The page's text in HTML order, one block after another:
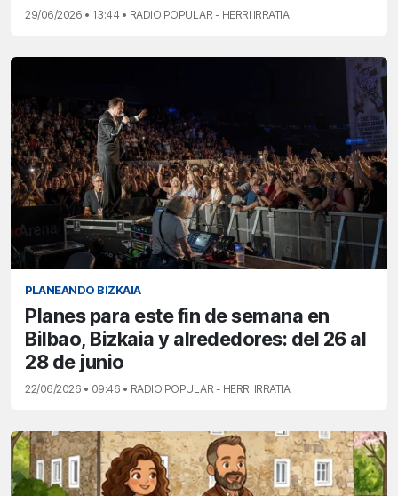
29/06/2026 • 13:44 • RADIO POPULAR - HERRI IRRATIA
PLANEANDO BIZKAIA
Planes para este fin de semana en
Bilbao, Bizkaia y alrededores: del 26 al
28 de junio
22/06/2026 • 09:46 • RADIO POPULAR - HERRI IRRATIA